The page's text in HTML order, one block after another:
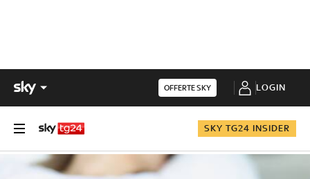
OFFERTE SKY LOGIN
SKY TG24 INSIDER